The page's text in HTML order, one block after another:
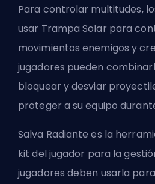
Para controlar multitudes,
usar Trampa Solar para
movimientos enemigos y
jugadores pueden
bloquear y desviar
proteger a su equipo
Salva Radiante es la
kit del jugador para la
jugadores deben usarla